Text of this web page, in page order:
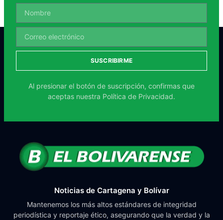
SUSCRIBIRME
Al presionar el botón de suscripción, confirmas que
aceptas nuestra Política de Privacidad.
Noticias de Cartagena y Bolívar
Mantenemos los más altos estándares de integridad
periodística y reportaje ético, asegurando que la verdad y la